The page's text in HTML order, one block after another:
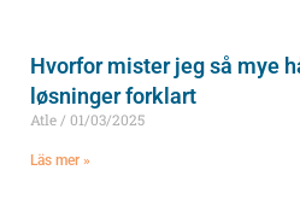
Hvorfor mister jeg så mye
løsninger forklart
Atle 01/03/2025
Läs mer »